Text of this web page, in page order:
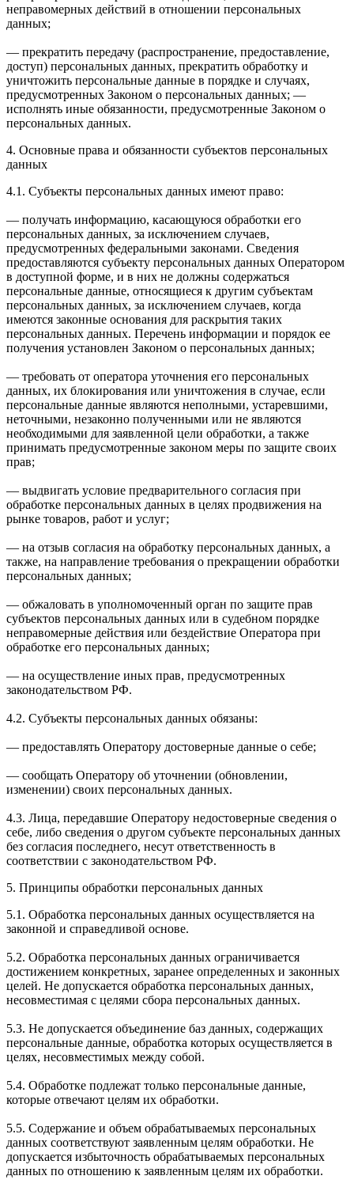
неправомерных действий в отношении персональных
данных;
— прекратить передачу (распространение, предоставление,
доступ) персональных данных, прекратить обработку и
уничтожить персональные данные в порядке и случаях,
предусмотренных Законом о персональных данных; —
исполнять иные обязанности, предусмотренные Законом о
персональных данных.
4. Основные права и обязанности субъектов персональных
данных
4.1. Субъекты персональных данных имеют право:
— получать информацию, касающуюся обработки его
персональных данных, за исключением случаев,
предусмотренных федеральными законами. Сведения
предоставляются субъекту персональных данных Оператором
в доступной форме, и в них не должны содержаться
персональные данные, относящиеся к другим субъектам
персональных данных, за исключением случаев, когда
имеются законные основания для раскрытия таких
персональных данных. Перечень информации и порядок ее
получения установлен Законом о персональных данных;
— требовать от оператора уточнения его персональных
данных, их блокирования или уничтожения в случае, если
персональные данные являются неполными, устаревшими,
неточными, незаконно полученными или не являются
необходимыми для заявленной цели обработки, а также
принимать предусмотренные законом меры по защите своих
прав;
— выдвигать условие предварительного согласия при
обработке персональных данных в целях продвижения на
рынке товаров, работ и услуг;
— на отзыв согласия на обработку персональных данных, а
также, на направление требования о прекращении обработки
персональных данных;
— обжаловать в уполномоченный орган по защите прав
субъектов персональных данных или в судебном порядке
неправомерные действия или бездействие Оператора при
обработке его персональных данных;
— на осуществление иных прав, предусмотренных
законодательством РФ.
4.2. Субъекты персональных данных обязаны:
— предоставлять Оператору достоверные данные о себе;
— сообщать Оператору об уточнении (обновлении,
изменении) своих персональных данных.
4.3. Лица, передавшие Оператору недостоверные сведения о
себе, либо сведения о другом субъекте персональных данных
без согласия последнего, несут ответственность в
соответствии с законодательством РФ.
5. Принципы обработки персональных данных
5.1. Обработка персональных данных осуществляется на
законной и справедливой основе.
5.2. Обработка персональных данных ограничивается
достижением конкретных, заранее определенных и законных
целей. Не допускается обработка персональных данных,
несовместимая с целями сбора персональных данных.
5.3. Не допускается объединение баз данных, содержащих
персональные данные, обработка которых осуществляется в
целях, несовместимых между собой.
5.4. Обработке подлежат только персональные данные,
которые отвечают целям их обработки.
5.5. Содержание и объем обрабатываемых персональных
данных соответствуют заявленным целям обработки. Не
допускается избыточность обрабатываемых персональных
данных по отношению к заявленным целям их обработки.